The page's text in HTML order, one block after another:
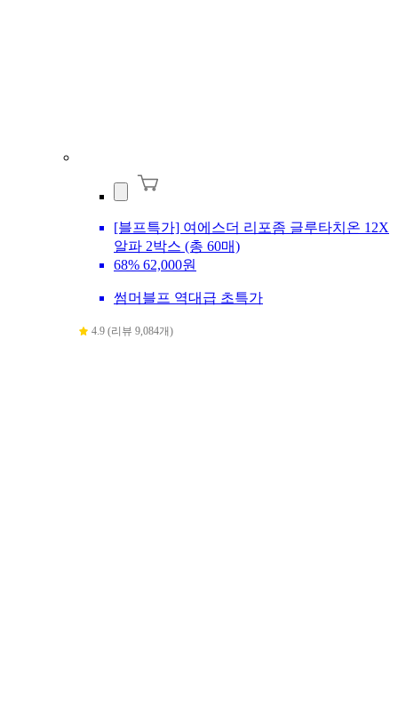
[블프특가] 여에스더 리포좀 글루타치온 12X
알파 2박스 (총 60매)
68% 62,000원
썸머블프 역대급 초특가
4.9 (리뷰 9,084개)